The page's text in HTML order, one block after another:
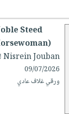
Steed
لـ Nisrein Jouban
09/07/2026
ورقي غلاف عادي